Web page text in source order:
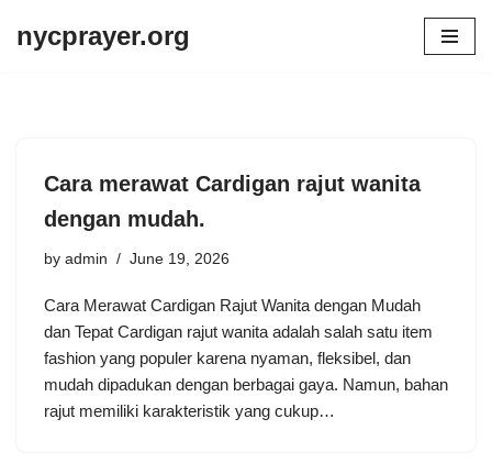
nycprayer.org
Cara merawat Cardigan rajut wanita
dengan mudah.
by admin June 19, 2026
Cara Merawat Cardigan Rajut Wanita dengan Mudah
dan Tepat Cardigan rajut wanita adalah salah satu item
fashion yang populer karena nyaman, fleksibel, dan
mudah dipadukan dengan berbagai gaya. Namun, bahan
rajut memiliki karakteristik yang cukup…